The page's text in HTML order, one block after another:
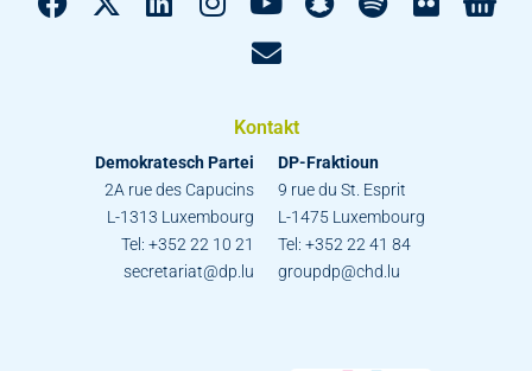
Kontakt
Demokratesch Partei
2A rue des Capucins
L-1313 Luxembourg
Tel: +352 22 10 21
secretariat@dp.lu
DP-Fraktioun
9 rue du St. Esprit
L-1475 Luxembourg
Tel: +352 22 41 84
groupdp@chd.lu